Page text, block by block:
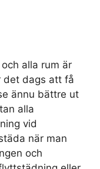
alla rum är
det dags att få
ännu bättre ut
alla
vid
när man
och